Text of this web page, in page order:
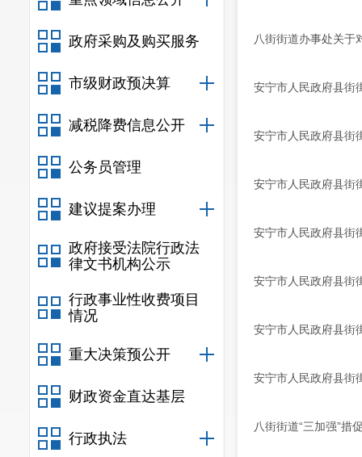
政府采购及购买服务
市级财政预决算
减税降费信息公开
公务员管理
建议提案办理
政府接受法院行政法
律文书机构公示
行政事业性收费项目
情况
重大决策预公开
财政资金直达基层
行政执法
八街街道办事处关于
安宁市人民政府县街
安宁市人民政府县街
安宁市人民政府县街
安宁市人民政府县街
安宁市人民政府县街
安宁市人民政府县街
安宁市人民政府县街
八街街道“三加强”措